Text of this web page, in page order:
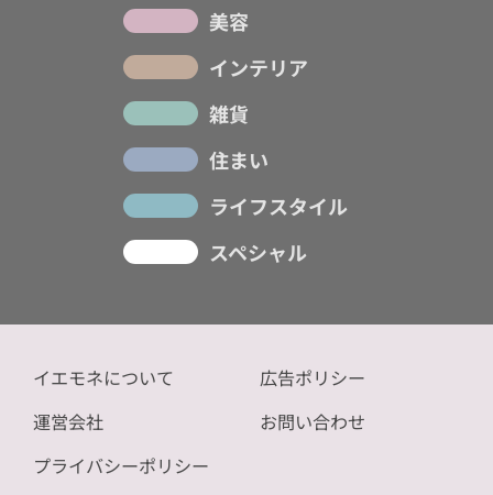
美容
インテリア
雑貨
住まい
ライフスタイル
スペシャル
イエモネについて
運営会社
プライバシーポリシー
広告ポリシー
お問い合わせ